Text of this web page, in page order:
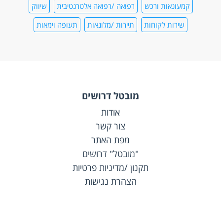
קמעונאות ורכש
רפואה /רפואה אלטרנטיבית
שיווק
שירות לקוחות
תיירות /מלונאות תעופה וימאות
מובטל דרושים
אודות
צור קשר
מפת האתר
"מובטל" דרושים
תקנון /מדיניות פרטיות
הצהרת נגישות